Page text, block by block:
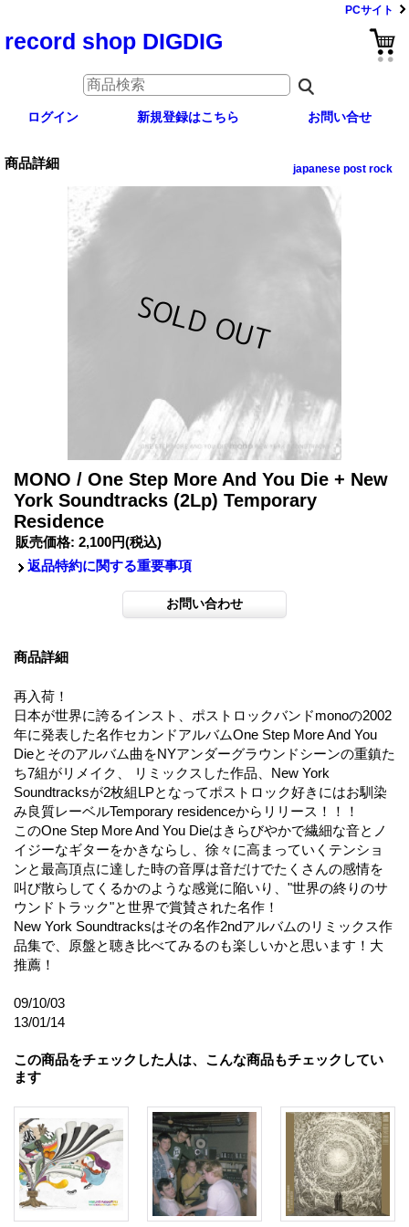
PCサイト
record shop DIGDIG
ログイン 新規登録はこちら お問い合せ
商品詳細 japanese post rock
MONO / One Step More And You Die + New
York Soundtracks (2Lp) Temporary
Residence
販売価格: 2,100円(税込)
返品特約に関する重要事項
商品詳細
再入荷！
日本が世界に誇るインスト、ポストロックバンドmonoの2002
年に発表した名作セカンドアルバムOne Step More And You
Dieとそのアルバム曲をNYアンダーグラウンドシーンの重鎮た
ち7組がリメイク、 リミックスした作品、New York
Soundtracksが2枚組LPとなってポストロック好きにはお馴染
み良質レーベルTemporary residenceからリリース！！！
このOne Step More And You Dieはきらびやかで繊細な音とノ
イジーなギターをかきならし、徐々に高まっていくテンショ
ンと最高頂点に達した時の音厚は音だけでたくさんの感情を
叫び散らしてくるかのような感覚に陥いり、"世界の終りのサ
ウンドトラック"と世界で賞賛された名作！
New York Soundtracksはその名作2ndアルバムのリミックス作
品集で、原盤と聴き比べてみるのも楽しいかと思います！大
推薦！
09/10/03
13/01/14
この商品をチェックした人は、こんな商品もチェックしてい
ます